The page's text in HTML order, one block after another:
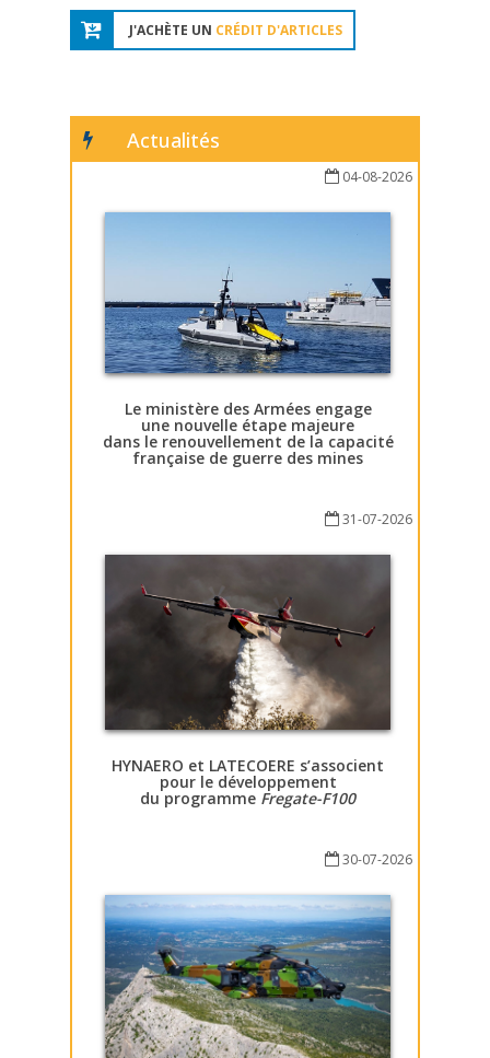
J'ACHÈTE UN CRÉDIT D'ARTICLES
Actualités
04-08-2026
Le ministère des Armées engage
une nouvelle étape majeure
dans le renouvellement de la capacité
française de guerre des mines
31-07-2026
HYNAERO et LATECOERE s’associent
pour le développement
du programme Fregate-F100
30-07-2026